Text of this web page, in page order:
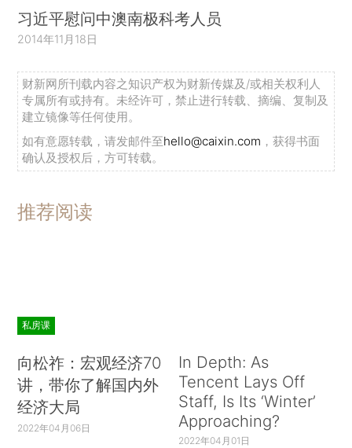
习近平慰问中澳南极科考人员
2014年11月18日
财新网所刊载内容之知识产权为财新传媒及/或相关权利人
专属所有或持有。未经许可，禁止进行转载、摘编、复制及
建立镜像等任何使用。
如有意愿转载，请发邮件至hello@caixin.com ，获得书面
确认及授权后，方可转载。
推荐阅读
私房课
向松祚：宏观经济70
讲，带你了解国内外
经济大局
2022年04月06日
In Depth: As
Tencent Lays Off
Staff, Is Its ‘Winter’
Approaching?
2022年04月01日